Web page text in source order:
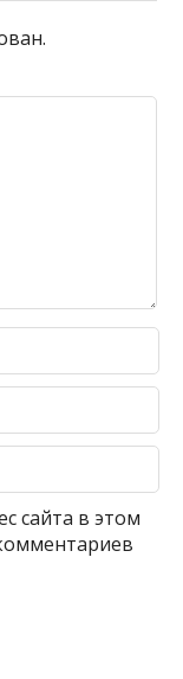
сайта в этом